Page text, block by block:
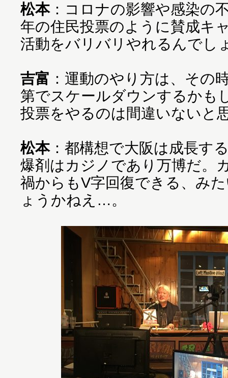
松本：コロナの影響や感染の
年の住民投票のように賛成キ
活動をバリバリやれるんで
吉富 ：運動のやり方は、その
第でスケールダウンするかも
投票をやるのは間違いないと
松本：都構想で大阪は成長す
爆剤はカジノであり万博だ。
禍からもV字回復できる、み
ょうかねえ…。